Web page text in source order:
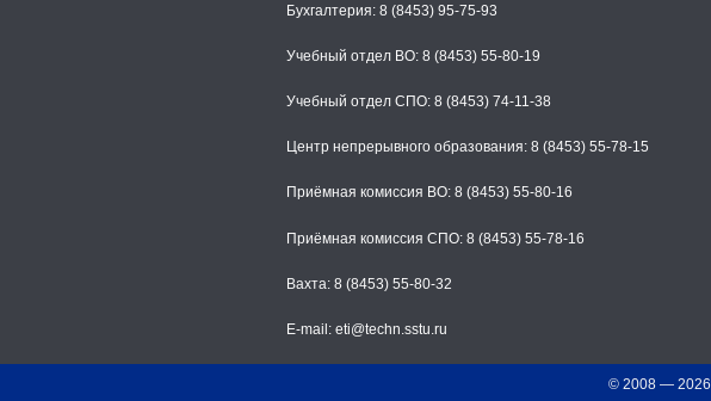
Бухгалтерия: 8 (8453) 95-75-93
Учебный отдел ВО: 8 (8453) 55-80-19
Учебный отдел СПО: 8 (8453) 74-11-38
Центр непрерывного образования: 8 (8453) 55-78-15
Приёмная комиссия ВО: 8 (8453) 55-80-16
Приёмная комиссия СПО: 8 (8453) 55-78-16
Вахта: 8 (8453) 55-80-32
E-mail: eti@techn.sstu.ru
© 2008 — 2026